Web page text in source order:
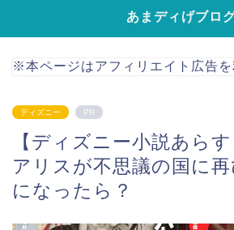
あまディげブロ
※本ページはアフィリエイト広告
ディズニー PR
【ディズニー小説あら
アリスが不思議の国に再
になったら？